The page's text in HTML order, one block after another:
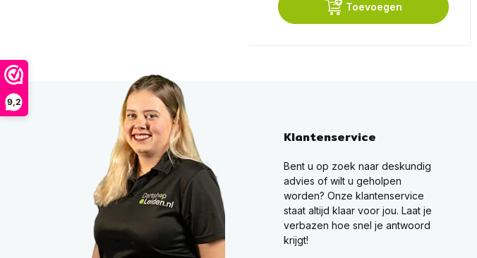
9,2
Toevoegen
Klantenservice
Bent u op zoek naar deskundig
advies of wilt u geholpen
worden? Onze klantenservice
staat altijd klaar voor jou. Laat je
verbazen hoe snel je antwoord
krijgt!